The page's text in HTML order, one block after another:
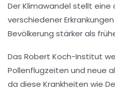
Der Klimawandel stellt
verschiedener
Bevölkerung stärker als
Das Robert Koch-Institut
Pollenflugzeiten und neue
da diese Krankheiten wie